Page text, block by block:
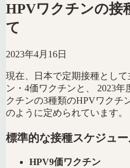
HPVワクチンの接
て
2023年4月16日
現在、日本で定期接種とし
ン・4価ワクチンと、 2023
クチンの3種類のHPVワクチ
のように定められています。
標準的な接種スケジュ
HPV9価ワクチン